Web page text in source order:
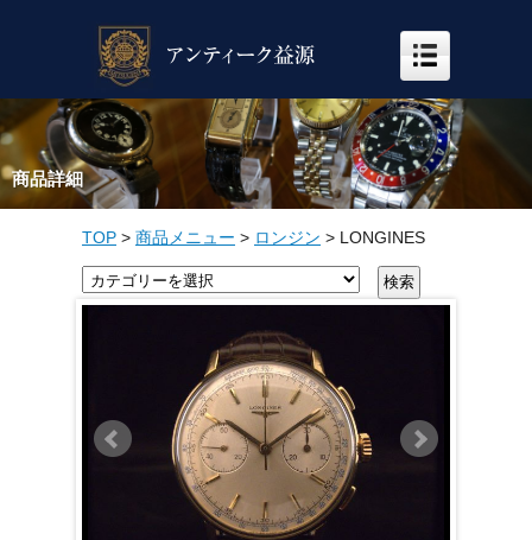
商品詳細
TOP > 商品メニュー > ロンジン > LONGINES